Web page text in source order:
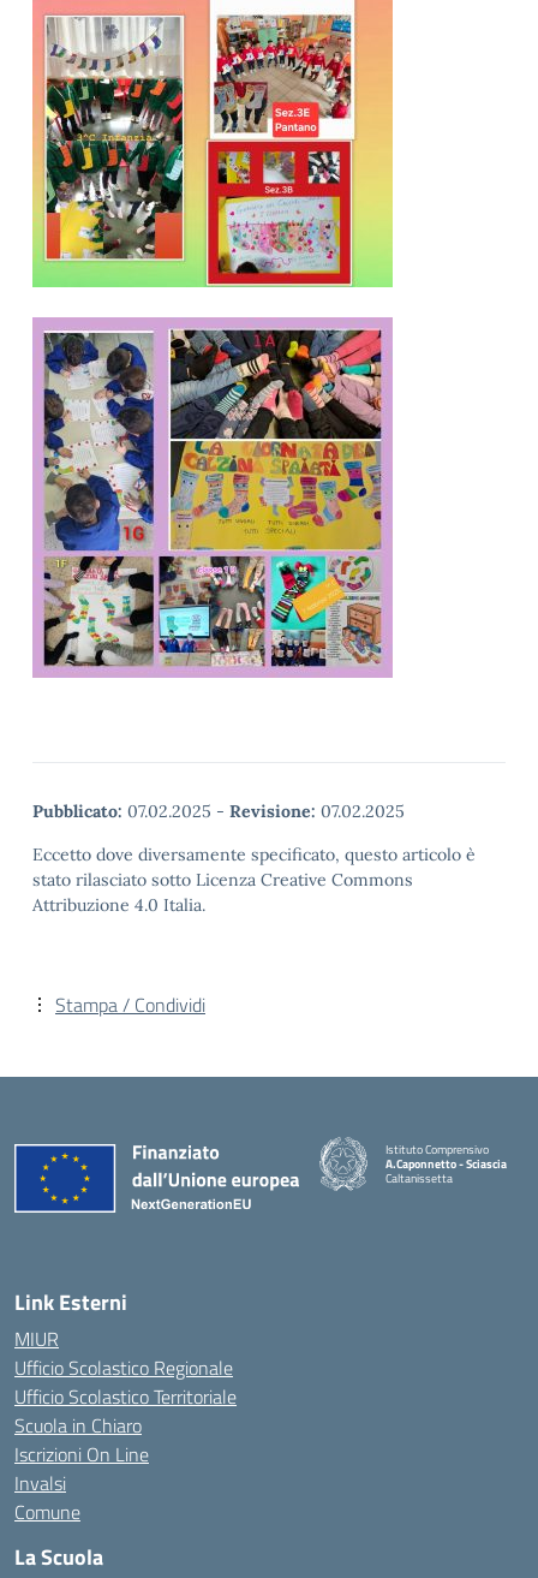
Pubblicato: 07.02.2025 - Revisione: 07.02.2025
Eccetto dove diversamente specificato, questo articolo è
stato rilasciato sotto Licenza Creative Commons
Attribuzione 4.0 Italia.
Stampa / Condividi
Istituto Comprensivo
A.Caponnetto - Sciascia
Caltanissetta
Link Esterni
MIUR
Ufficio Scolastico Regionale
Ufficio Scolastico Territoriale
Scuola in Chiaro
Iscrizioni On Line
Invalsi
Comune
La Scuola